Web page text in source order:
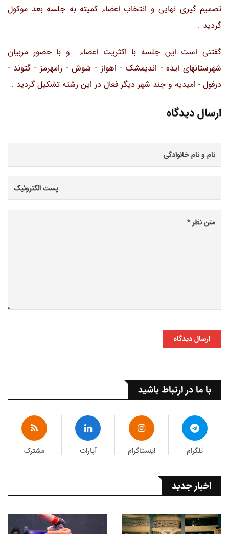
تصمیم گیری نهایی و انتخاب اعضاء کمیته به جلسه بعد موکول
گردید .
گفتنی است این جلسه با اکثریت اعضاء و با حضور مربیان
شهرستانهای ایذه - اندیمشک - اهواز - شوش - رامهرمز - گتوند -
دزفول - امیدیه و چند شهر دیگر فعال در این رشته تشکیل گردید .
ارسال دیدگاه
ارسال دیدگاه
با ما در ارتباط باشید
تلگرام اینستاگرام آپارات مشترک
اخبار جدید